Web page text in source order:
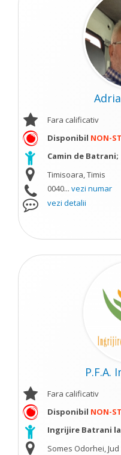
Fara calificativ
Disponibil NON-
Camin de Batrani;
Timisoara, Timis
0040... vezi numar
vezi detalii
P.F.A.
Fara calificativ
Disponibil NON-
Ingrijire Batrani
Somes Odorhei, Jud